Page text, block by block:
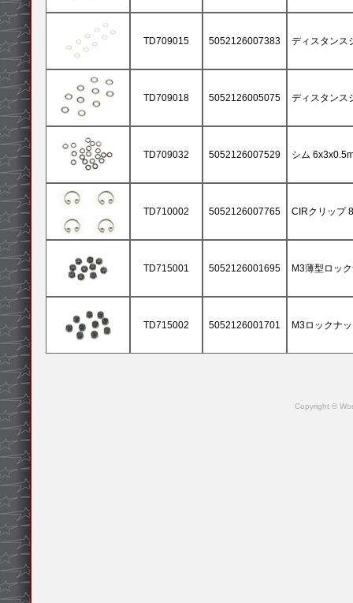
TD709015 5052126007383 ディスタンス
TD709018 5052126005075 ディスタンス
TD709032 5052126007529 シム
TD710002 5052126007765 CIRクリップ
TD715001 5052126001695 M3薄型ロッ
TD715002 5052126001701 M3ロックナ
Copyright ©